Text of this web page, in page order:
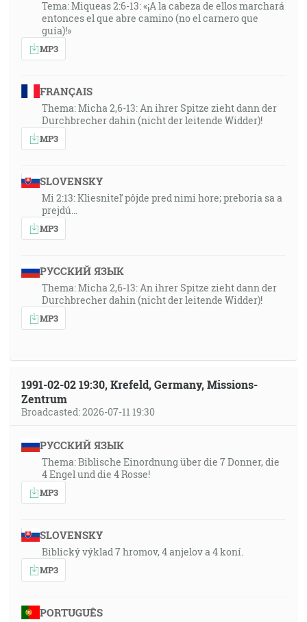
Tema: Miqueas 2:6-13: «¡A la cabeza de ellos marchará
entonces el que abre camino (no el carnero que
guía)!»
MP3
FRANÇAIS
Thema: Micha 2,6-13: An ihrer Spitze zieht dann der
Durchbrecher dahin (nicht der leitende Widder)!
MP3
SLOVENSKY
Mi 2:13: Kliesniteľ pôjde pred nimi hore; preboria sa a
prejdú…
MP3
РУССКИЙ ЯЗЫК
Thema: Micha 2,6-13: An ihrer Spitze zieht dann der
Durchbrecher dahin (nicht der leitende Widder)!
MP3
1991-02-02 19:30, Krefeld, Germany, Missions-
Zentrum
Broadcasted: 2026-07-11 19:30
РУССКИЙ ЯЗЫК
Thema: Biblische Einordnung über die 7 Donner, die
4 Engel und die 4 Rosse!
MP3
SLOVENSKY
Biblický výklad 7 hromov, 4 anjelov a 4 koní.
MP3
PORTUGUÊS